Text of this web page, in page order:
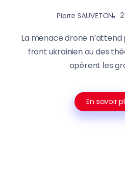
Pierre SAUVETON
La menace drone n’attend
front ukrainien ou des
opèrent les
En savoir